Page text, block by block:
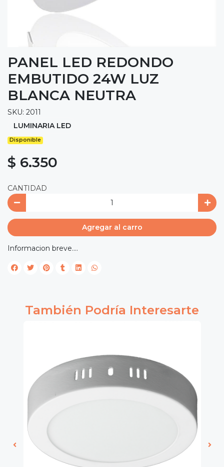
PANEL LED REDONDO
EMBUTIDO 24W LUZ
BLANCA NEUTRA
SKU: 2011
LUMINARIA LED
Disponible
$ 6.350
CANTIDAD
Agregar al carro
Informacion breve....
También Podría Interesarte